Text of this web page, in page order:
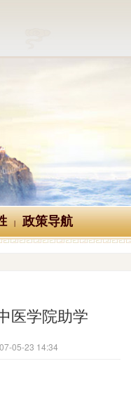
| 政策导航
医学院助学
05-23 14:34